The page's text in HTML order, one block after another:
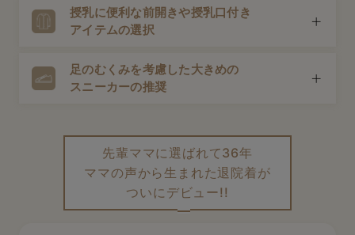
ファルスカ
入院準備の持ち物チェック
体型はまだ妊娠前には戻っていません。入院時に着ていた
マタニティウェアはそのまま使える場合がほとんど。産後
授乳に便利な前開きや授乳口付き
アイテムの選択
途中で授乳をすることも考えて、前開きタイプや授乳口が
付いたトップス・ワンピースなどが安心。スムーズに授乳
足のむくみを考慮した大きめの
スニーカーの推奨
く、ヒールも危険です。安定感のある大きめのスニーカー
がおすすめです。
先輩ママに選ばれて36年
ママの声から生まれた退院着が
ついにデビュー!!